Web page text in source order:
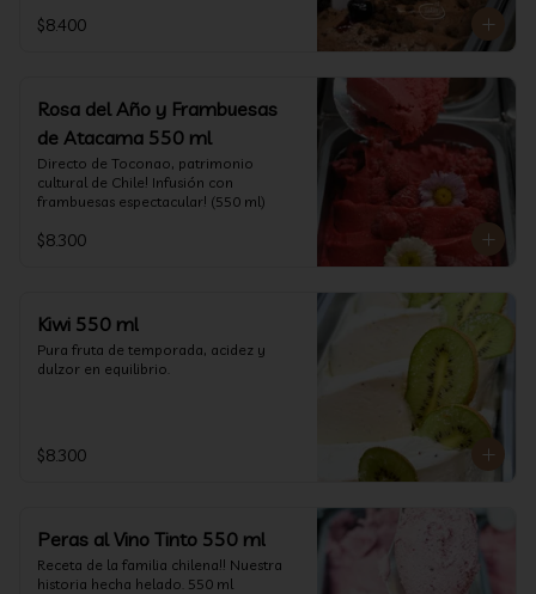
$8.400
Rosa del Año y Frambuesas
de Atacama 550 ml
Directo de Toconao, patrimonio
cultural de Chile! Infusión con
frambuesas espectacular! (550 ml)
$8.300
Kiwi 550 ml
Pura fruta de temporada, acidez y
dulzor en equilibrio.
$8.300
Peras al Vino Tinto 550 ml
Receta de la familia chilena!! Nuestra
historia hecha helado. 550 ml